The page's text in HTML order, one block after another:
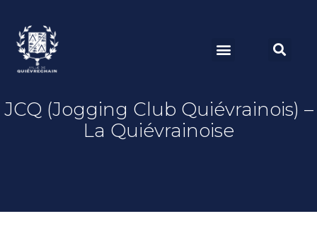
JCQ (Jogging Club Quiévrainois) –
La Quiévrainoise